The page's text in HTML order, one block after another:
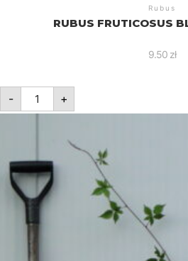
Rubus
RUBUS FRUTICOSUS
9.50 zł
-
ilość
Rubus
fruticosus
+